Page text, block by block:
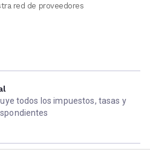
red de proveedores
todos los impuestos, tasas y